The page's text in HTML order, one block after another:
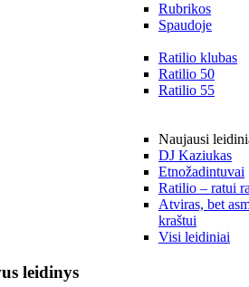
Rubrikos
Spaudoje
Ratilio klubas
Ratilio 50
Ratilio 55
Naujausi
DJ Kaziukas
Etnožadintuvai
Ratilio – ratui
Atviras, bet
kraštui
Visi leidiniai
leidinys